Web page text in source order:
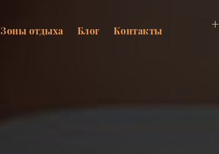
Зоны отдыха Блог Контакты